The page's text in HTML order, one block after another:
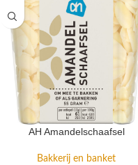
AH Amandelschaafsel
Bakkerij en banket